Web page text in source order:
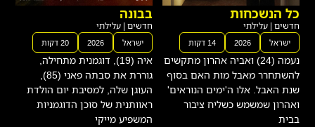
כל הנשכחות
חדשים |עלילתי
ישראל 2026 14 דקות
נעמה (24) ואביה אהרון מתקשים
להשתחרר מאבל מות האם בסוף
שנת האבל. אלו ה'ימים הנוראים'
ואהרון שמשמש כשליח ציבור
בבית
בבונה
חדשים | עלילתי
ישראל 2026 20 דקות
איה (19), דוגמנית מתחילה,
גוררת את סבתה פאני (85),
העוגן שלה, למסיבת יום הולדת
ראוותנית של סוכן הדוגמניות
המשפיע מייקי